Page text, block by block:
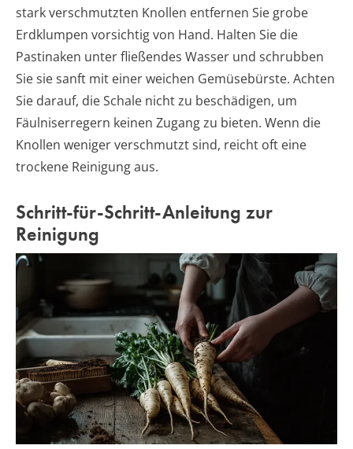
stark verschmutzten Knollen entfernen Sie grobe
Erdklumpen vorsichtig von Hand. Halten Sie die
Pastinaken unter fließendes Wasser und schrubben
Sie sie sanft mit einer weichen Gemüsebürste. Achten
Sie darauf, die Schale nicht zu beschädigen, um
Fäulniserregern keinen Zugang zu bieten. Wenn die
Knollen weniger verschmutzt sind, reicht oft eine
trockene Reinigung aus.
Schritt-für-Schritt-Anleitung zur
Reinigung